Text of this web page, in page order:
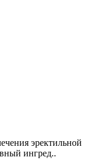
эректильной
ингред..